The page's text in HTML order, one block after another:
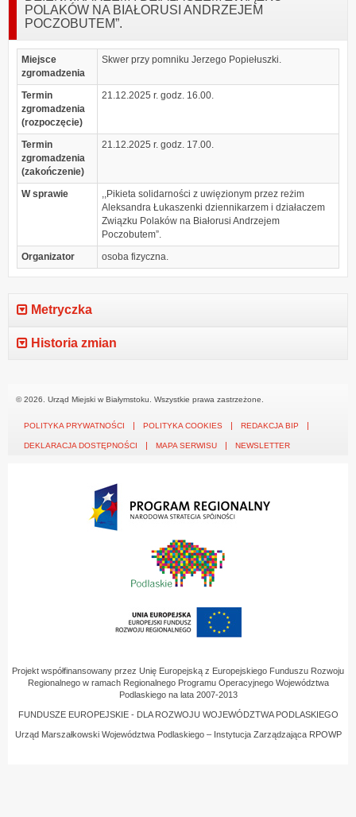
POLAKÓW NA BIAŁORUSI ANDRZEJEM
POCZOBUTEM”.
Miejsce
zgromadzenia
Skwer przy pomniku Jerzego Popiełuszki.
Termin
zgromadzenia
(rozpoczęcie)
21.12.2025 r. godz. 16.00.
Termin
zgromadzenia
(zakończenie)
21.12.2025 r. godz. 17.00.
W sprawie
,,Pikieta solidarności z uwięzionym przez reżim
Aleksandra Łukaszenki dziennikarzem i działaczem
Związku Polaków na Białorusi Andrzejem
Poczobutem”.
Organizator
osoba fizyczna.
Metryczka
Historia zmian
© 2026. Urząd Miejski w Białymstoku. Wszystkie prawa zastrzeżone.
POLITYKA PRYWATNOŚCI POLITYKA COOKIES REDAKCJA BIP
DEKLARACJA DOSTĘPNOŚCI MAPA SERWISU NEWSLETTER
Projekt współfinansowany przez Unię Europejską z Europejskiego Funduszu Rozwoju
Regionalnego w ramach Regionalnego Programu Operacyjnego Województwa
Podlaskiego na lata 2007-2013
FUNDUSZE EUROPEJSKIE - DLA ROZWOJU WOJEWÓDZTWA PODLASKIEGO
Urząd Marszałkowski Województwa Podlaskiego – Instytucja Zarządzająca RPOWP